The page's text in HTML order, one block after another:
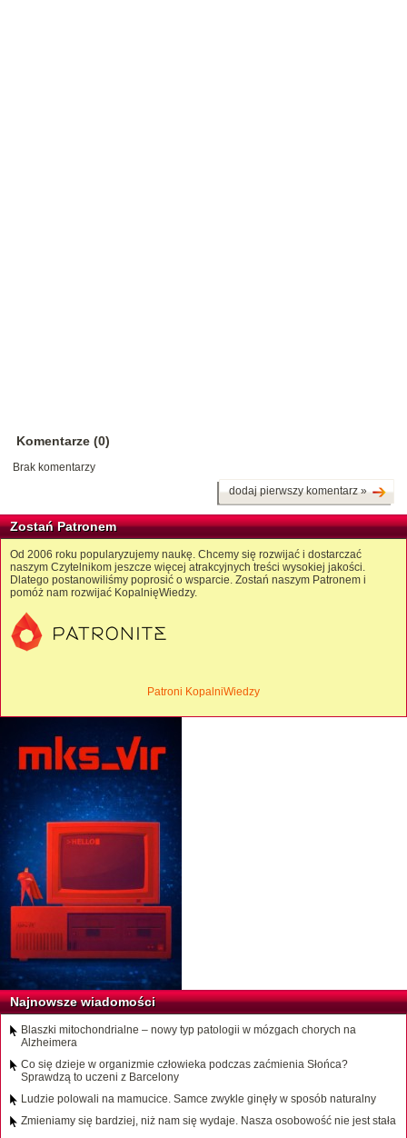
Komentarze (0)
Brak komentarzy
dodaj pierwszy komentarz »
Zostań Patronem
Od 2006 roku popularyzujemy naukę. Chcemy się rozwijać i dostarczać
naszym Czytelnikom jeszcze więcej atrakcyjnych treści wysokiej jakości.
Dlatego postanowiliśmy poprosić o wsparcie. Zostań naszym Patronem i
pomóż nam rozwijać KopalnięWiedzy.
Patroni KopalniWiedzy
Najnowsze wiadomości
Blaszki mitochondrialne – nowy typ patologii w mózgach chorych na
Alzheimera
Co się dzieje w organizmie człowieka podczas zaćmienia Słońca?
Sprawdzą to uczeni z Barcelony
Ludzie polowali na mamucice. Samce zwykle ginęły w sposób naturalny
Zmieniamy się bardziej, niż nam się wydaje. Nasza osobowość nie jest stała